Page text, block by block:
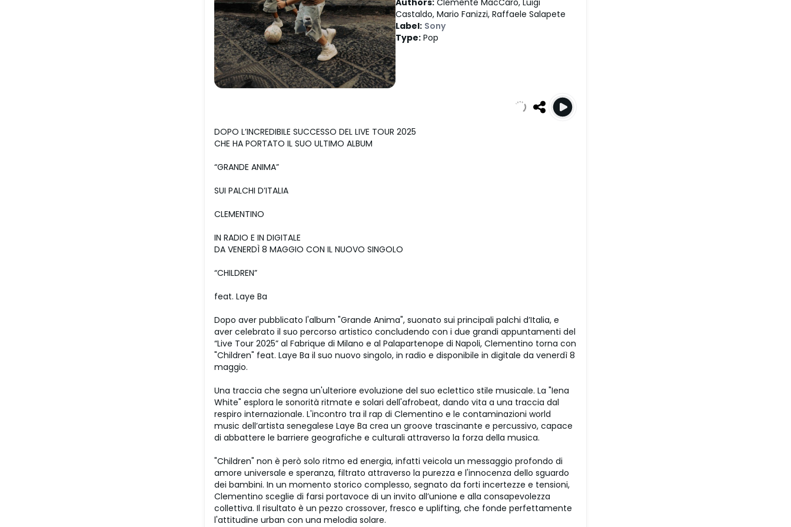
Authors: Clemente MacCaro, Luigi
Castaldo, Mario Fanizzi, Raffaele Salapete
Label: Sony
Type: Pop
DOPO L’INCREDIBILE SUCCESSO DEL LIVE TOUR 2025
CHE HA PORTATO IL SUO ULTIMO ALBUM
“GRANDE ANIMA”
SUI PALCHI D’ITALIA
CLEMENTINO
IN RADIO E IN DIGITALE
DA VENERDÌ 8 MAGGIO CON IL NUOVO SINGOLO
“CHILDREN”
feat. Laye Ba
Dopo aver pubblicato l'album "Grande Anima", suonato sui principali palchi d’Italia, e
aver celebrato il suo percorso artistico concludendo con i due grandi appuntamenti del
“Live Tour 2025” al Fabrique di Milano e al Palapartenope di Napoli, Clementino torna con
"Children" feat. Laye Ba il suo nuovo singolo, in radio e disponibile in digitale da venerdì 8
maggio.
Una traccia che segna un'ulteriore evoluzione del suo eclettico stile musicale. La "Iena
White" esplora le sonorità ritmate e solari dell'afrobeat, dando vita a una traccia dal
respiro internazionale. L'incontro tra il rap di Clementino e le contaminazioni world
music dell’artista senegalese Laye Ba crea un groove trascinante e percussivo, capace
di abbattere le barriere geografiche e culturali attraverso la forza della musica.
"Children" non è però solo ritmo ed energia, infatti veicola un messaggio profondo di
amore universale e speranza, filtrato attraverso la purezza e l'innocenza dello sguardo
dei bambini. In un momento storico complesso, segnato da forti incertezze e tensioni,
Clementino sceglie di farsi portavoce di un invito all’unione e alla consapevolezza
collettiva. Il risultato è un pezzo crossover, fresco e uplifting, che fonde perfettamente
l'attitudine urban con una melodia solare.